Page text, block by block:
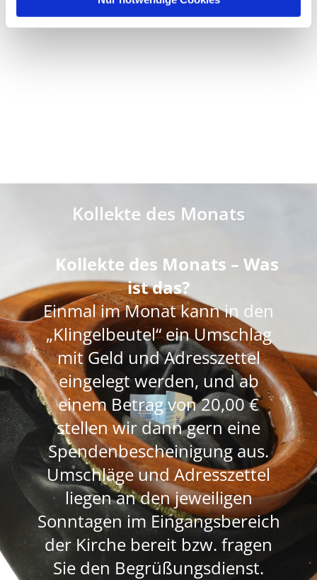
Kollekte des Monats
Kollekte des Monats – Was
ist das?
Einmal im Monat kann in den
„Klingelbeutel“ ein Umschlag
mit Geld und Adresszettel
eingelegt werden, und ab
einem Betrag von 20,00 €
stellen wir dann gern eine
Spendenbescheinigung aus.
Umschläge und Adresszettel
liegen an den jeweiligen
Sonntagen im Eingangsbereich
der Kirche bereit bzw. fragen
Sie den Begrüßungsdienst.